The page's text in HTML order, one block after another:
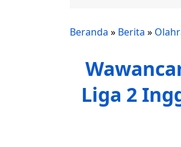
Beranda » Berita »
Liga 2